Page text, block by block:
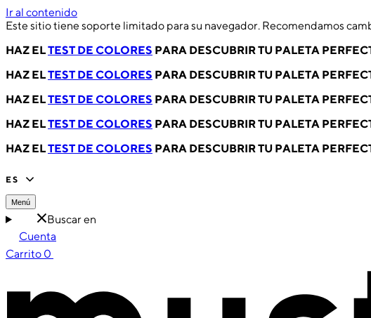
Ir al contenido
Este sitio tiene soporte limitado para su navegador. Recomendamos
HAZ ELTEST DE COLORES PARA DESCUBRIR TU PALETA
HAZ ELTEST DE COLORES PARA DESCUBRIR TU PALETA
HAZ ELTEST DE COLORES PARA DESCUBRIR TU PALETA
HAZ ELTEST DE COLORES PARA DESCUBRIR TU PALETA
HAZ ELTEST DE COLORES PARA DESCUBRIR TU PALETA
ES
Menú
Buscar en
Cuenta
Carrito 0